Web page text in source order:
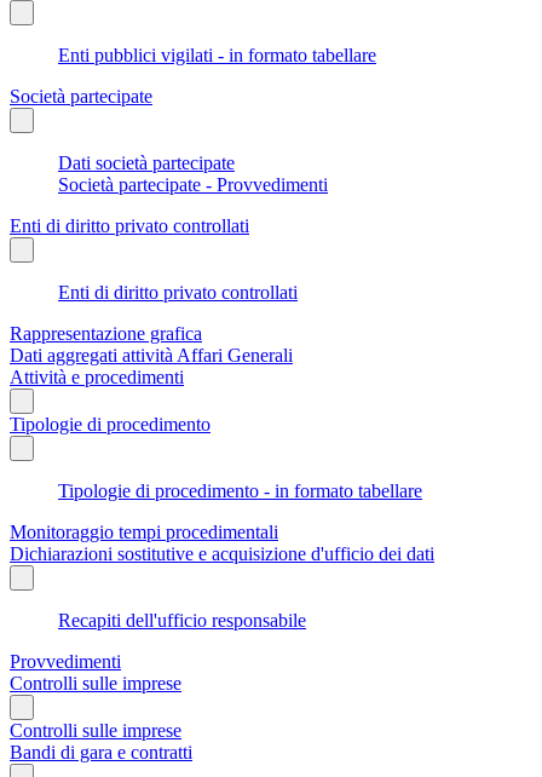
Enti pubblici vigilati - in formato tabellare
Società partecipate
Dati società partecipate
Società partecipate - Provvedimenti
Enti di diritto privato controllati
Enti di diritto privato controllati
Rappresentazione grafica
Dati aggregati attività Affari Generali
Attività e procedimenti
Tipologie di procedimento
Tipologie di procedimento - in formato tabellare
Monitoraggio tempi procedimentali
Dichiarazioni sostitutive e acquisizione d'ufficio dei dati
Recapiti dell'ufficio responsabile
Provvedimenti
Controlli sulle imprese
Controlli sulle imprese
Bandi di gara e contratti